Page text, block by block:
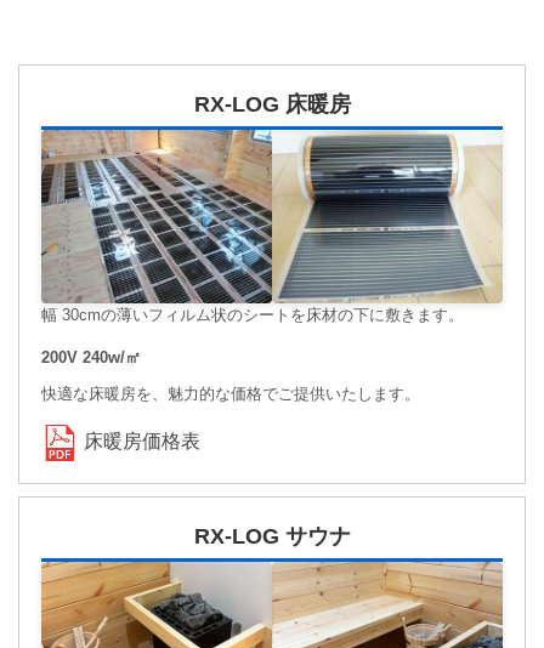
RX-LOG 床暖房
幅 30cmの薄いフィルム状のシートを床材の下に敷きます。
200V 240w/㎡
快適な床暖房を、魅力的な価格でご提供いたします。
床暖房価格表
RX-LOG サウナ